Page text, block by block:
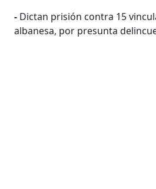
- Dictan prisión contra 15
albanesa, por presunta